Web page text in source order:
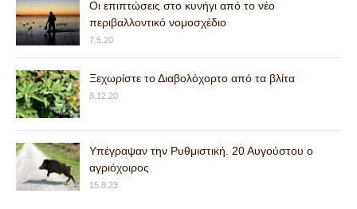
Οι επιπτώσεις στο κυνήγι από το νέο
περιβαλλοντικό νομοσχέδιο
7.5.20
Ξεχωρίστε το Διαβολόχορτο από τα βλίτα
8.12.20
Υπέγραψαν την Ρυθμιστική. 20 Αυγούστου ο
αγριόχοιρος
15.8.23